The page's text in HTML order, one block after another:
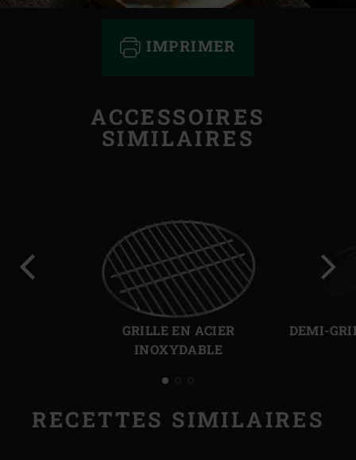
IMPRIMER
ACCESSOIRES
SIMILAIRES
GRILLE EN ACIER
INOXYDABLE
DEMI-
RECETTES SIMILAIRES